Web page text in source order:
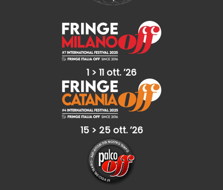
1 > 11 ott. ’26
15 > 25 ott. ’26